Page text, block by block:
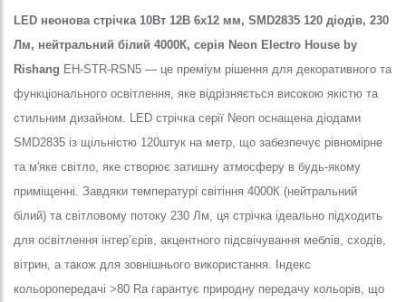
LED неонова стрічка 10Вт 12В 6х12 мм, SMD2835 120 діодів, 230
Лм, нейтральний білий 4000К, серія Neon Electro House by
Rishang EH-STR-RSN5 — це преміум рішення для декоративного та
функціонального освітлення, яке відрізняється високою якістю та
стильним дизайном. LED стрічка серії Neon оснащена діодами
SMD2835 із щільністю 120штук на метр, що забезпечує рівномірне
та м'яке світло, яке створює затишну атмосферу в будь-якому
приміщенні. Завдяки температурі світіння 4000К (нейтральний
білий) та світловому потоку 230 Лм, ця стрічка ідеально підходить
для освітлення інтер’єрів, акцентного підсвічування меблів, сходів,
вітрин, а також для зовнішнього використання. Індекс
кольоропередачі >80 Ra гарантує природну передачу кольорів, що